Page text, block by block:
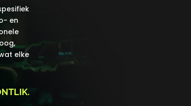
en
elke